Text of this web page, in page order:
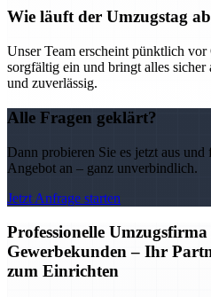
Wie läuft der Umzugstag
Unser Team erscheint pünktlich
sorgfältig ein und bringt alles
und zuverlässig.
Alle Fragen geklärt?
Dann probieren Sie es jetzt aus
Angebot an – ganz unverbindlich.
Jetzt Anfrage starten
Professionelle
Gewerbekunden – Ihr
zum Einrichten